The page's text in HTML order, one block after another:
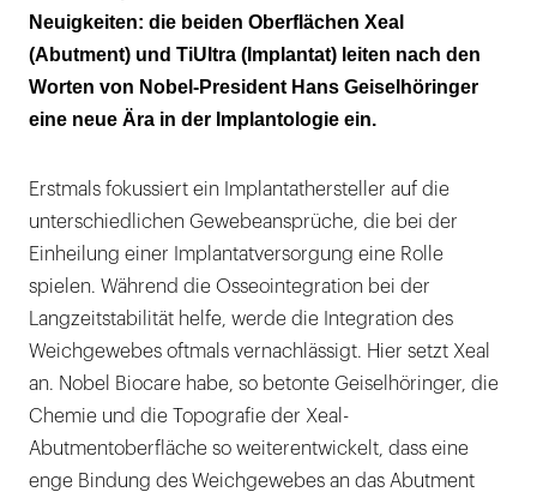
Neuigkeiten: die beiden Oberflächen Xeal
(Abutment) und TiUltra (Implantat) leiten nach den
Worten von Nobel-President Hans Geiselhöringer
eine neue Ära in der Implantologie ein.
Erstmals fokussiert ein Implantathersteller auf die
unterschiedlichen Gewebeansprüche, die bei der
Einheilung einer Implantatversorgung eine Rolle
spielen. Während die Osseointegration bei der
Langzeitstabilität helfe, werde die Integration des
Weichgewebes oftmals vernachlässigt. Hier setzt Xeal
an. Nobel Biocare habe, so betonte Geiselhöringer, die
Chemie und die Topografie der Xeal-
Abutmentoberfläche so weiterentwickelt, dass eine
enge Bindung des Weichgewebes an das Abutment